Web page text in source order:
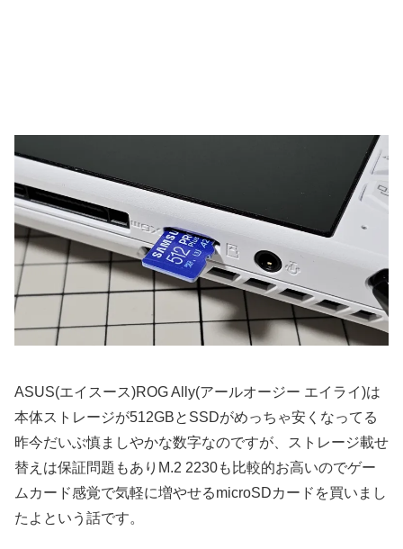
ASUS(エイスース)ROG Ally(アールオージー エイライ)は
本体ストレージが512GBとSSDがめっちゃ安くなってる
昨今だいぶ慎ましやかな数字なのですが、ストレージ載せ
替えは保証問題もありM.2 2230も比較的お高いのでゲー
ムカード感覚で気軽に増やせるmicroSDカードを買いまし
たよという話です。